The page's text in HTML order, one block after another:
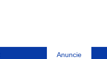
Anuncie